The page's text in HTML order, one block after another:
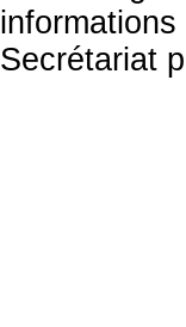
Secrétariat